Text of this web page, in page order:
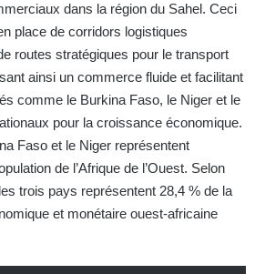
dans la région du Sahel. Ceci
place de corridors logistiques
routes stratégiques pour le transport
ainsi un commerce fluide et facilitant
comme le Burkina Faso, le Niger et le
pour la croissance économique.
Faso et le Niger représentent
de l’Afrique de l’Ouest. Selon
trois pays représentent 28,4 % de la
et monétaire ouest-africaine